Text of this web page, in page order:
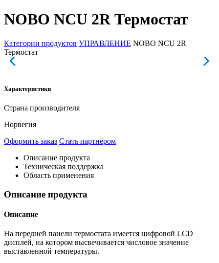
NOBO NCU 2R Термостат
Категории продуктов УПРАВЛЕНИЕ NOBO NCU 2R
Термостат
Характеристики
Страна производителя
Норвегия
Оформить заказ Стать партнёром
Описание продукта
Техническая поддержка
Область применения
Описание продукта
Описание
На передней панели термостата имеется цифровой LCD
дисплей, на котором высвечивается числовое значение
выставленной температуры.